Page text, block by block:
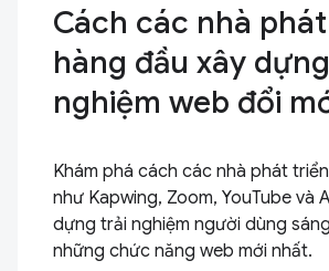
Cách các nhà
hàng đầu xây
nghiệm web đổi
Khám phá cách các nhà phát
như Kapwing, Zoom, YouTube và
dựng trải nghiệm người dùng
những chức năng web mới nhất.